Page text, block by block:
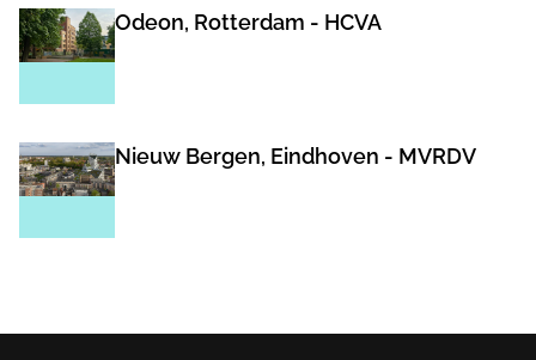
Odeon, Rotterdam - HCVA
Nieuw Bergen, Eindhoven - MVRDV